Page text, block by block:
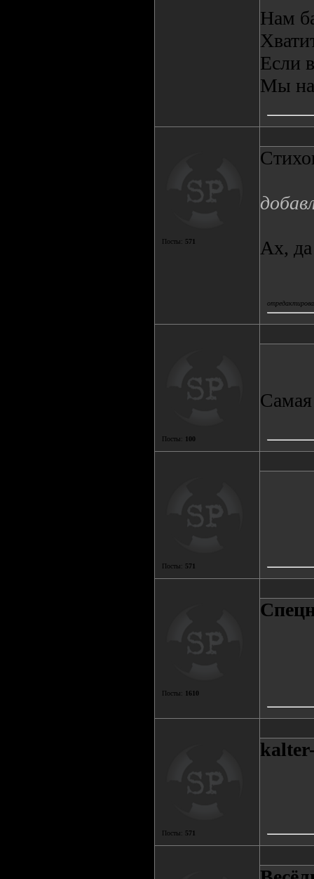
Нам
Если
Мы
Посты: 571 Ах,
Посты: 100
Посты: 571
Посты: 1610
Посты: 571